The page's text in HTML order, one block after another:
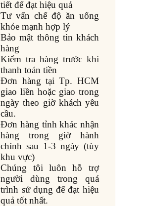
tiết để đạt hiệu quả
Tư vấn chế độ ăn uống
khỏe mạnh hợp lý
Bảo mật thông tin khách
hàng
Kiểm tra hàng trước khi
thanh toán tiền
Đơn hàng tại Tp. HCM
giao liền hoặc giao trong
ngày theo giờ khách yêu
cầu.
Đơn hàng tỉnh khác nhận
hàng trong giờ hành
chính sau 1-3 ngày (tùy
khu vực)
Chúng tôi luôn hỗ trợ
người dùng trong quá
trình sử dụng để đạt hiệu
quả tốt nhất.